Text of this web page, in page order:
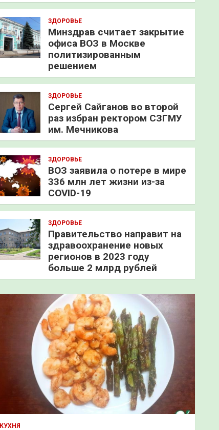
ЗДОРОВЬЕ
Минздрав считает закрытие
офиса ВОЗ в Москве
политизированным
решением
ЗДОРОВЬЕ
Сергей Сайганов во второй
раз избран ректором СЗГМУ
им. Мечникова
ЗДОРОВЬЕ
ВОЗ заявила о потере в мире
336 млн лет жизни из-за
COVID-19
ЗДОРОВЬЕ
Правительство направит на
здравоохранение новых
регионов в 2023 году
больше 2 млрд рублей
КУХНЯ